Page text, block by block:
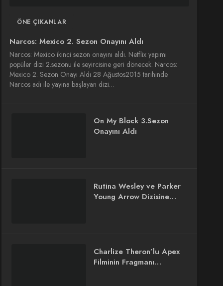
ÖNE ÇIKANLAR
Narcos: Mexico 2. Sezon Onayını Aldı
Narcos: Mexico ikinci sezon onayını aldı. Netflix yapımı
popüler dizi 2.sezonu ile seyircisine geri dönecek. Narcos:
Mexico 2. Sezon Onayı Aldı 28 Ağustos2015 tarihinde
Narcos adı ile yayına başlayan dizi…
On My Block 3.Sezon
Onayını Aldı
Rutina Wesley ve Parker
Young Arrow Dizisine
Charlize Theron’lu Apex
Filminin Fragmanı